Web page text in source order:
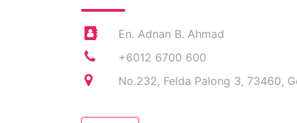
En. Adnan B. Ahmad
+6012 6700 600
No.232, Felda Palong 3, 73460,